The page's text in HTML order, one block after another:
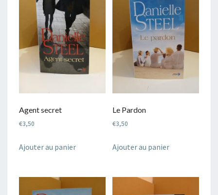
plus
ancien
Agent secret
€3,50
Ajouter au panier
Le Pardon
€3,50
Ajouter au panier